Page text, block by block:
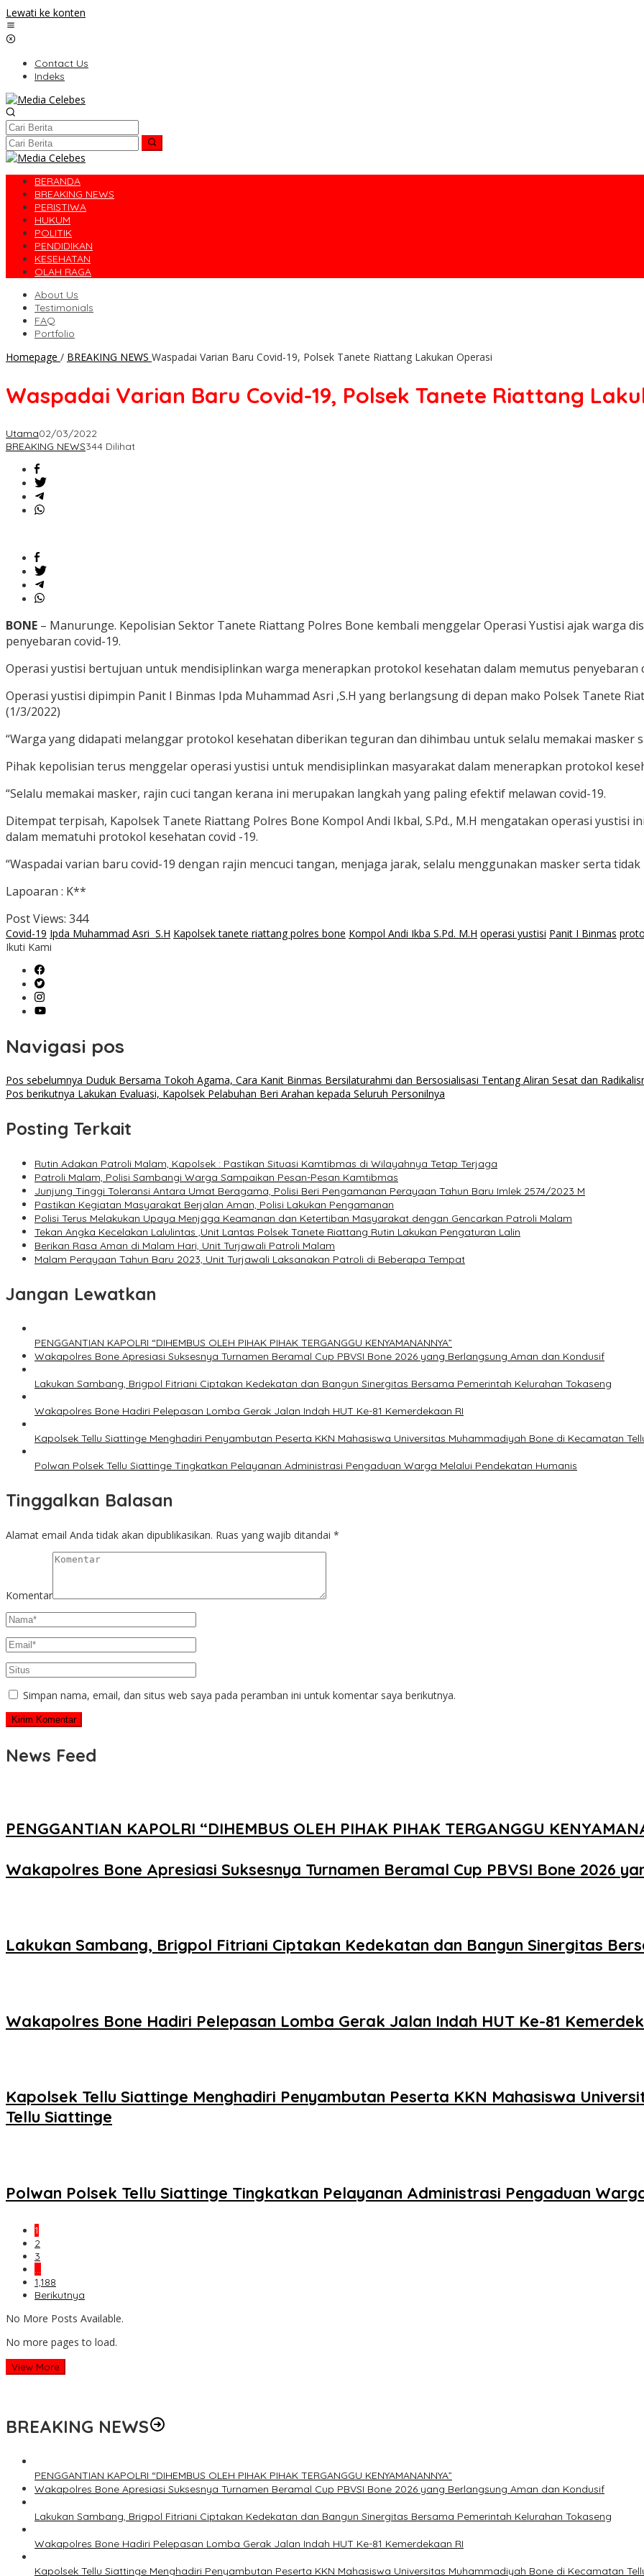
Lewati ke konten
Contact Us
Indeks
BERANDA
BREAKING NEWS
PERISTIWA
HUKUM
POLITIK
PENDIDIKAN
KESEHATAN
OLAH RAGA
About Us
Testimonials
FAQ
Portfolio
Homepage / BREAKING NEWS Waspadai Varian Baru Covid-19, Polsek Tanete Riattang Lakukan Operasi
Waspadai Varian Baru Covid-19, Polsek Tanete Riattang
Utama02/03/2022
BREAKING NEWS344 Dilihat
BONE – Manurunge. Kepolisian Sektor Tanete Riattang Polres Bone kembali menggelar Operasi Yustisi ajak warga
penyebaran covid-19.
Operasi yustisi bertujuan untuk mendisiplinkan warga menerapkan protokol kesehatan dalam memutus penyebaran
Operasi yustisi dipimpin Panit I Binmas Ipda Muhammad Asri ,S.H yang berlangsung di depan mako Polsek Tanete
(1/3/2022)
“Warga yang didapati melanggar protokol kesehatan diberikan teguran dan dihimbau untuk selalu memakai masker
Pihak kepolisian terus menggelar operasi yustisi untuk mendisiplinkan masyarakat dalam menerapkan protokol
“Selalu memakai masker, rajin cuci tangan kerana ini merupakan langkah yang paling efektif melawan covid-19.
Ditempat terpisah, Kapolsek Tanete Riattang Polres Bone Kompol Andi Ikbal, S.Pd., M.H mengatakan operasi
dalam mematuhi protokol kesehatan covid -19.
“Waspadai varian baru covid-19 dengan rajin mencuci tangan, menjaga jarak, selalu menggunakan masker serta
Lapoaran : K**
Post Views: 344
Covid-19 Ipda Muhammad Asri S.H Kapolsek tanete riattang polres bone Kompol Andi Ikba S.Pd. M.H operasi yustisi Panit I Binmas
Ikuti Kami
Navigasi pos
Pos sebelumnya Duduk Bersama Tokoh Agama, Cara Kanit Binmas Bersilaturahmi dan Bersosialisasi Tentang Aliran Sesat dan
Pos berikutnya Lakukan Evaluasi, Kapolsek Pelabuhan Beri Arahan kepada Seluruh Personilnya
Posting Terkait
Rutin Adakan Patroli Malam, Kapolsek : Pastikan Situasi Kamtibmas di Wilayahnya Tetap Terjaga
Patroli Malam, Polisi Sambangi Warga Sampaikan Pesan-Pesan Kamtibmas
Junjung Tinggi Toleransi Antara Umat Beragama, Polisi Beri Pengamanan Perayaan Tahun Baru Imlek 2574/2023 M
Pastikan Kegiatan Masyarakat Berjalan Aman, Polisi Lakukan Pengamanan
Polisi Terus Melakukan Upaya Menjaga Keamanan dan Ketertiban Masyarakat dengan Gencarkan Patroli Malam
Tekan Angka Kecelakan Lalulintas ,Unit Lantas Polsek Tanete Riattang Rutin Lakukan Pengaturan Lalin
Berikan Rasa Aman di Malam Hari, Unit Turjawali Patroli Malam
Malam Perayaan Tahun Baru 2023, Unit Turjawali Laksanakan Patroli di Beberapa Tempat
Jangan Lewatkan
PENGGANTIAN KAPOLRI “DIHEMBUS OLEH PIHAK PIHAK TERGANGGU KENYAMANANNYA”
Wakapolres Bone Apresiasi Suksesnya Turnamen Beramal Cup PBVSI Bone 2026 yang Berlangsung Aman dan Kondusif
Lakukan Sambang, Brigpol Fitriani Ciptakan Kedekatan dan Bangun Sinergitas Bersama Pemerintah Kelurahan Tokaseng
Wakapolres Bone Hadiri Pelepasan Lomba Gerak Jalan Indah HUT Ke-81 Kemerdekaan RI
Kapolsek Tellu Siattinge Menghadiri Penyambutan Peserta KKN Mahasiswa Universitas Muhammadiyah Bone di Kecamatan
Polwan Polsek Tellu Siattinge Tingkatkan Pelayanan Administrasi Pengaduan Warga Melalui Pendekatan Humanis
Tinggalkan Balasan
Alamat email Anda tidak akan dipublikasikan. Ruas yang wajib ditandai *
Komentar
Simpan nama, email, dan situs web saya pada peramban ini untuk komentar saya berikutnya.
News Feed
PENGGANTIAN KAPOLRI “DIHEMBUS OLEH PIHAK PIHAK TERGANGGU
Wakapolres Bone Apresiasi Suksesnya Turnamen Beramal Cup PBVSI Bone 2026
Lakukan Sambang, Brigpol Fitriani Ciptakan Kedekatan dan Bangun Sinergitas
Wakapolres Bone Hadiri Pelepasan Lomba Gerak Jalan Indah HUT Ke-81
Kapolsek Tellu Siattinge Menghadiri Penyambutan Peserta KKN Mahasiswa
Tellu Siattinge
Polwan Polsek Tellu Siattinge Tingkatkan Pelayanan Administrasi Pengaduan
1
2
3
…
1,188
Berikutnya
No More Posts Available.
No more pages to load.
View More
BREAKING NEWS
PENGGANTIAN KAPOLRI “DIHEMBUS OLEH PIHAK PIHAK TERGANGGU KENYAMANANNYA”
Wakapolres Bone Apresiasi Suksesnya Turnamen Beramal Cup PBVSI Bone 2026 yang Berlangsung Aman dan Kondusif
Lakukan Sambang, Brigpol Fitriani Ciptakan Kedekatan dan Bangun Sinergitas Bersama Pemerintah Kelurahan Tokaseng
Wakapolres Bone Hadiri Pelepasan Lomba Gerak Jalan Indah HUT Ke-81 Kemerdekaan RI
Kapolsek Tellu Siattinge Menghadiri Penyambutan Peserta KKN Mahasiswa Universitas Muhammadiyah Bone di Kecamatan